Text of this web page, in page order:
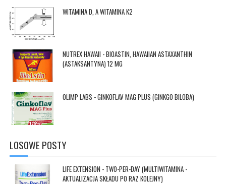
WITAMINA D, A WITAMINA K2
NUTREX HAWAII - BIOASTIN, HAWAIIAN ASTAXANTHIN
(ASTAKSANTYNA) 12 MG
OLIMP LABS - GINKOFLAV MAG PLUS (GINKGO BILOBA)
LOSOWE POSTY
LIFE EXTENSION - TWO-PER-DAY (MULTIWITAMINA -
AKTUALIZACJA SKŁADU PO RAZ KOLEJNY)